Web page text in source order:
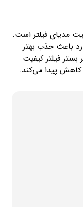
مدیای فیلتر است.
باعث جذب بهتر
فیلتر کیفیت
کاهش پیدا می‌کند.